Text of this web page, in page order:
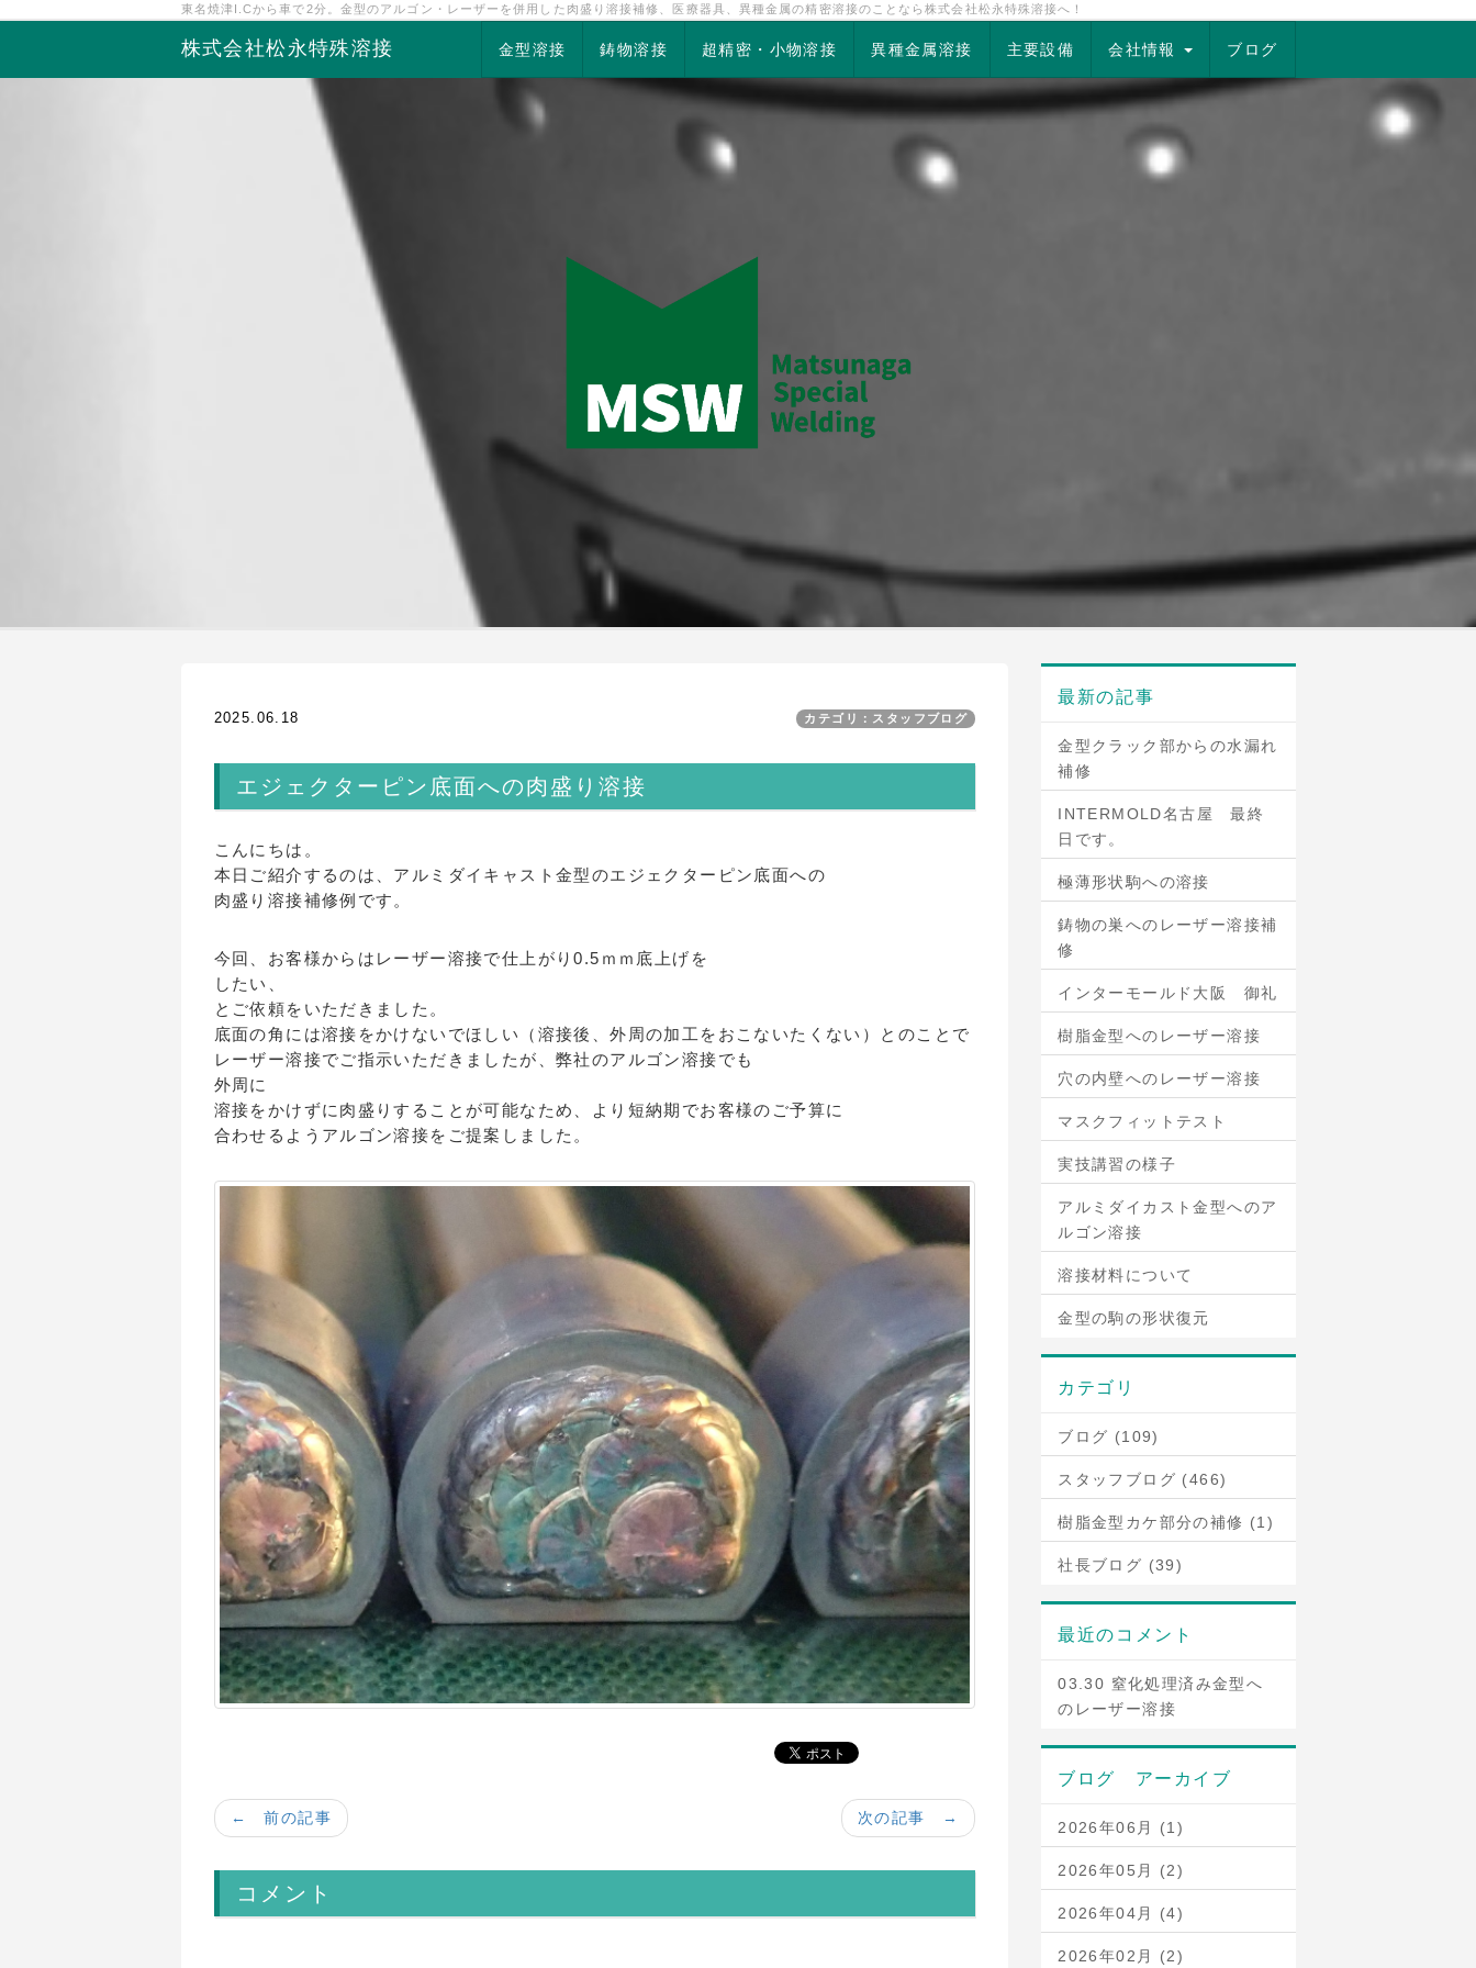
東名焼津I.Cから車で2分。金型のアルゴン・レーザーを併用した肉盛り溶接補修、医療器具、異種金属の精密溶接のことなら株式会社松永特殊溶接へ！
株式会社松永特殊溶接 金型溶接 鋳物溶接 超精密・小物溶接 異種金属溶接 主要設備 会社情報 ブログ
2025.06.18 カテゴリ：スタッフブログ
エジェクターピン底面への肉盛り溶接
こんにちは。
本日ご紹介するのは、アルミダイキャスト金型のエジェクターピン底面への
肉盛り溶接補修例です。
今回、お客様からはレーザー溶接で仕上がり0.5ｍｍ底上げを
したい、
とご依頼をいただきました。
底面の角には溶接をかけないでほしい（溶接後、外周の加工をおこないたくない）とのことで
レーザー溶接でご指示いただきましたが、弊社のアルゴン溶接でも
外周に
溶接をかけずに肉盛りすることが可能なため、より短納期でお客様のご予算に
合わせるようアルゴン溶接をご提案しました。
次の記事 →
← 前の記事
コメント
最新の記事
金型クラック部からの水漏れ
補修
INTERMOLD名古屋 最終
日です。
極薄形状駒への溶接
鋳物の巣へのレーザー溶接補
修
インターモールド大阪 御礼
樹脂金型へのレーザー溶接
穴の内壁へのレーザー溶接
マスクフィットテスト
実技講習の様子
アルミダイカスト金型へのア
ルゴン溶接
溶接材料について
金型の駒の形状復元
カテゴリ
ブログ (109)
スタッフブログ (466)
樹脂金型カケ部分の補修 (1)
社長ブログ (39)
最近のコメント
03.30 窒化処理済み金型へ
のレーザー溶接
ブログ アーカイブ
2026年06月 (1)
2026年05月 (2)
2026年04月 (4)
2026年02月 (2)